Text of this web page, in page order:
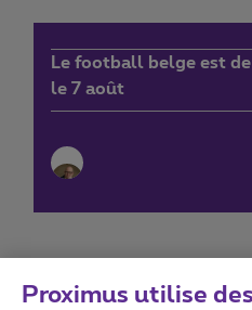
Le football belge est
le 7 août
Proximus utilise